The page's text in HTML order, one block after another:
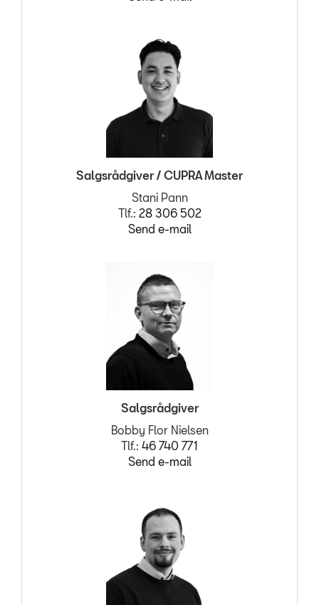
Salgsrådgiver / CUPRA Master
Stani Pann
Tlf.: 28 306 502
Send e-mail
Salgsrådgiver
Bobby Flor Nielsen
Tlf.: 46 740 771
Send e-mail